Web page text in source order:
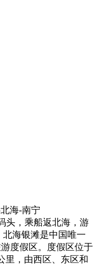
海-南宁
头，乘船返北海，游
海银滩是中国唯一
度假区。度假区位于
里，由西区、东区和